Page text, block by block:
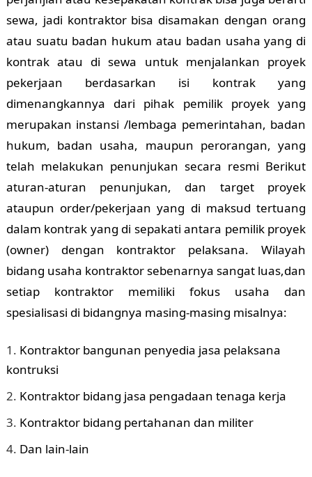
sewa, jadi kontraktor bisa disamakan dengan orang
atau suatu badan hukum atau badan usaha yang di
kontrak atau di sewa untuk menjalankan proyek
pekerjaan berdasarkan isi kontrak yang
dimenangkannya dari pihak pemilik proyek yang
merupakan instansi /lembaga pemerintahan, badan
hukum, badan usaha, maupun perorangan, yang
telah melakukan penunjukan secara resmi Berikut
aturan-aturan penunjukan, dan target proyek
ataupun order/pekerjaan yang di maksud tertuang
dalam kontrak yang di sepakati antara pemilik proyek
(owner) dengan kontraktor pelaksana. Wilayah
bidang usaha kontraktor sebenarnya sangat luas,dan
setiap kontraktor memiliki fokus usaha dan
spesialisasi di bidangnya masing-masing misalnya:
Kontraktor bangunan penyedia jasa pelaksana
kontruksi
Kontraktor bidang jasa pengadaan tenaga kerja
Kontraktor bidang pertahanan dan militer
Dan lain-lain